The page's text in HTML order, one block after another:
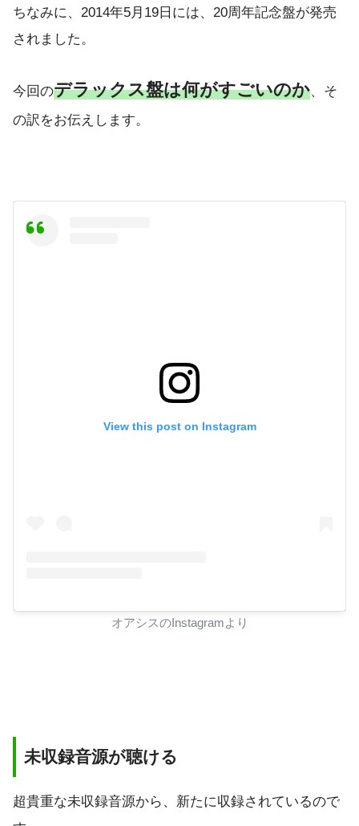
ちなみに、2014年5月19日には、20周年記念盤が発売
されました。
今回のデラックス盤は何がすごいのか、そ
の訳をお伝えします。
View this post on Instagram
オアシスのInstagramより
未収録音源が聴ける
超貴重な未収録音源から、新たに収録されているので